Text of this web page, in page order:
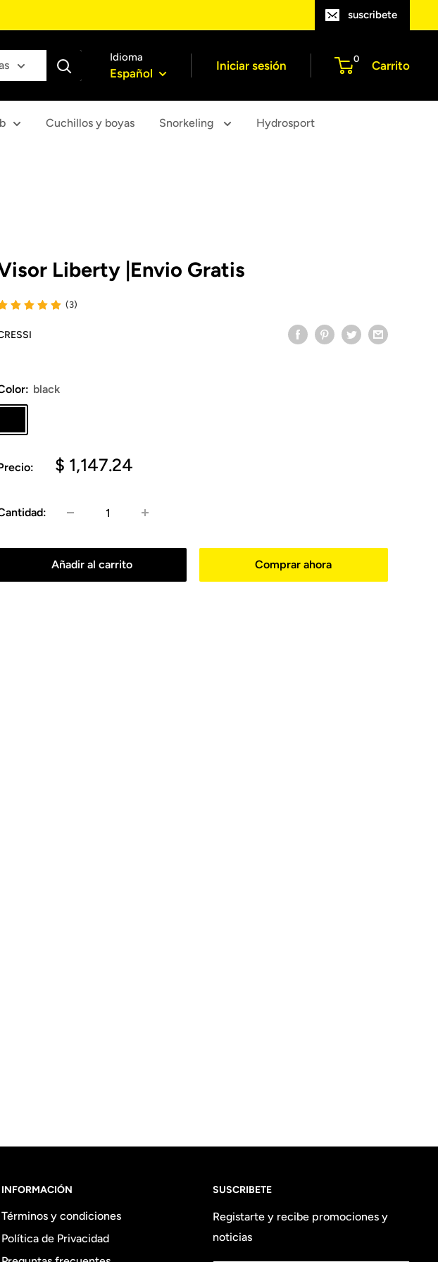
suscribete
Idioma
Español
Iniciar sesión 0 Carrito
Cuchillos y boyas Snorkeling Hydrosport
Liberty |Envio Gratis
(3)
black
Precio
$ 1,147.24
Añadir al carrito Comprar ahora
INFORMACIÓN
Términos y condiciones
Política de Privacidad
SUSCRIBETE
Registarte y recibe promociones y
noticias